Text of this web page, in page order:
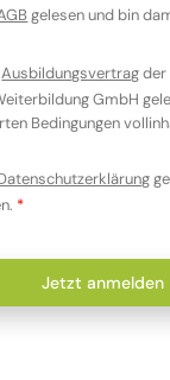
gelesen und bin
Ausbildungsvertragder
GmbH
Bedingungen
*